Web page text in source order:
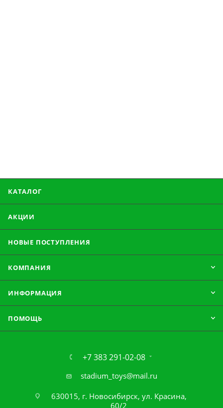
КАТАЛОГ
АКЦИИ
НОВЫЕ ПОСТУПЛЕНИЯ
КОМПАНИЯ
ИНФОРМАЦИЯ
ПОМОЩЬ
+7 383 291-02-08
stadium_toys@mail.ru
630015, г. Новосибирск, ул. Красина,
60/2